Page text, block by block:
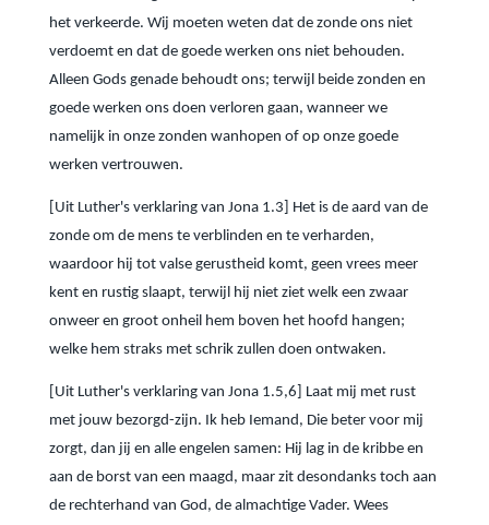
het verkeerde. Wij moeten weten dat de zonde ons niet
verdoemt en dat de goede werken ons niet behouden.
Alleen Gods genade behoudt ons; terwijl beide zonden en
goede werken ons doen verloren gaan, wanneer we
namelijk in onze zonden wanhopen of op onze goede
werken vertrouwen.
[Uit Luther's verklaring van Jona 1.3] Het is de aard van de
zonde om de mens te verblinden en te verharden,
waardoor hij tot valse gerustheid komt, geen vrees meer
kent en rustig slaapt, terwijl hij niet ziet welk een zwaar
onweer en groot onheil hem boven het hoofd hangen;
welke hem straks met schrik zullen doen ontwaken.
[Uit Luther's verklaring van Jona 1.5,6] Laat mij met rust
met jouw bezorgd-zijn. Ik heb Iemand, Die beter voor mij
zorgt, dan jij en alle engelen samen: Hij lag in de kribbe en
aan de borst van een maagd, maar zit desondanks toch aan
de rechterhand van God, de almachtige Vader. Wees